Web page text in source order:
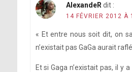
AlexandeR dit :
14 FÉVRIER 2012 À
« Et entre nous soit dit, on
n’existait pas GaGa aurait
Et si Gaga n’existait pas, il y